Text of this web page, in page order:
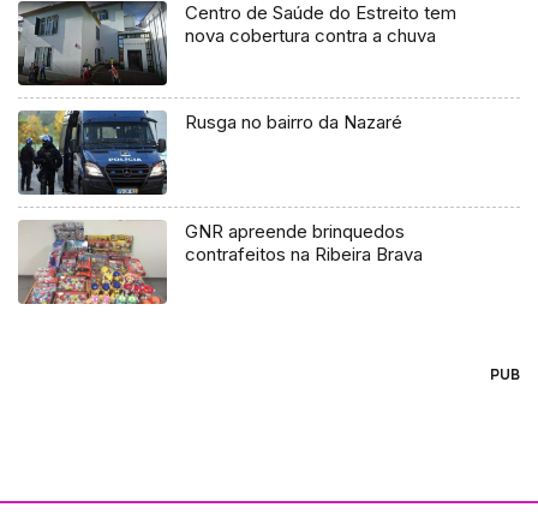
Centro de Saúde do Estreito tem
nova cobertura contra a chuva
Rusga no bairro da Nazaré
GNR apreende brinquedos
contrafeitos na Ribeira Brava
PUB